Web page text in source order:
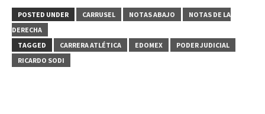
POSTED UNDER CARRUSEL NOTAS ABAJO
NOTAS DE LA
DERECHA
TAGGED
CARRERA ATLÉTICA EDOMEX
PODER JUDICIAL
RICARDO SODI